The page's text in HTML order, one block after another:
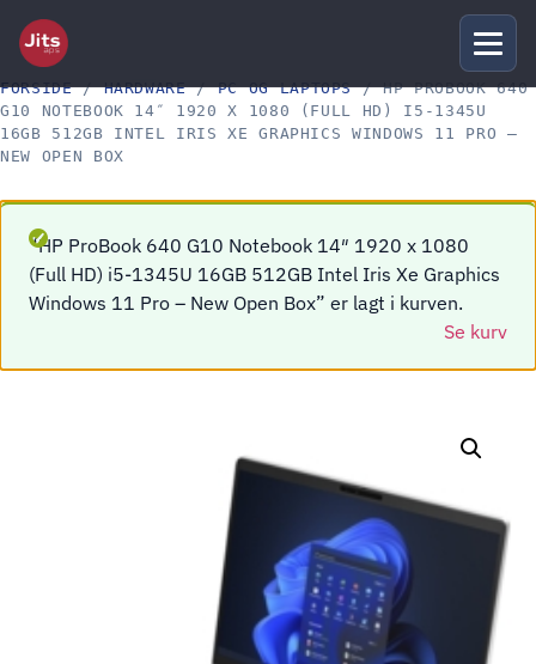
FORSIDE/HARDWARE/PC OG LAPTOPS/ HP PROBOOK 640
G10 NOTEBOOK 14″ 1920 X 1080 (FULL HD) I5-1345U
16GB 512GB INTEL IRIS XE GRAPHICS WINDOWS 11 PRO –
NEW OPEN BOX
“HP ProBook 640 G10 Notebook 14″ 1920 x 1080
(Full HD) i5-1345U 16GB 512GB Intel Iris Xe Graphics
Windows 11 Pro – New Open Box” er lagt i kurven.
Se kurv